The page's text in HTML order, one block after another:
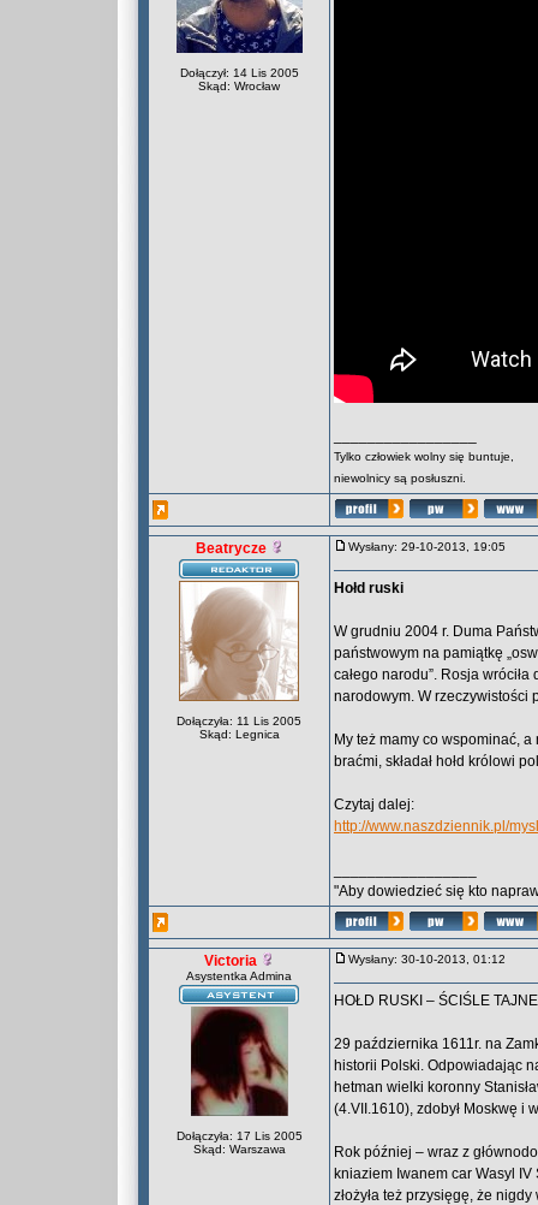
Dołączył: 14 Lis 2005
Skąd: Wrocław
Tylko człowiek wolny się buntuje,
niewolnicy są posłuszni.
Beatrycze
Dołączyła: 11 Lis 2005
Skąd: Legnica
Wysłany: 29-10-2013, 19:05
Hołd ruski
W grudniu 2004 r. Duma
państwowym na pamiątkę
całego narodu”. Rosja
narodowym. W rzeczywistości
My też mamy co wspominać,
braćmi, składał hołd królowi
Czytaj dalej:
http://www.naszdziennik.pl/
"Aby dowiedzieć się kto
Victoria
Asystentka Admina
Dołączyła: 17 Lis 2005
Skąd: Warszawa
Wysłany: 30-10-2013, 01:12
HOŁD RUSKI – ŚCIŚLE
29 października 1611r. na
historii Polski. Odpowiadając
hetman wielki koronny
(4.VII.1610), zdobył Moskwę i
Rok później – wraz z
kniaziem Iwanem car Wasyl IV
złożyła też przysięgę, że